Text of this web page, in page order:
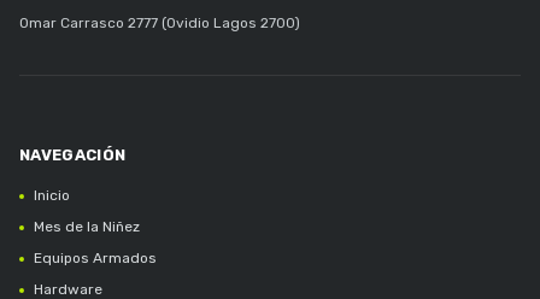
Omar Carrasco 2777 (Ovidio Lagos 2700)
Inicio
Mes de la Niñez
Equipos Armados
Hardware